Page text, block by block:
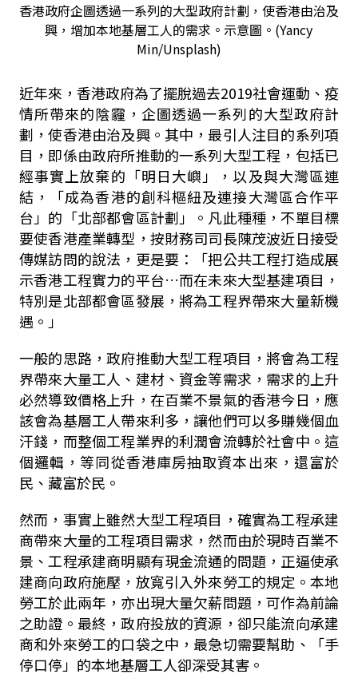
香港政府企圖透過一系列的大型政府計劃，使香港由治及
興，增加本地基層工人的需求。示意圖。(Yancy
Min/Unsplash)
近年來，香港政府為了擺脫過去2019社會運動、疫
情所帶來的陰霾，企圖透過一系列的大型政府計
劃，使香港由治及興。其中，最引人注目的系列項
目，即係由政府所推動的一系列大型工程，包括已
經事實上放棄的「明日大嶼」，以及與大灣區連
結，「成為香港的創科樞紐及連接大灣區合作平
台」的「北部都會區計劃」。凡此種種，不單目標
要使香港產業轉型，按財務司司長陳茂波近日接受
傳媒訪問的說法，更是要：「把公共工程打造成展
示香港工程實力的平台…而在未來大型基建項目，
特別是北部都會區發展，將為工程界帶來大量新機
遇。」
一般的思路，政府推動大型工程項目，將會為工程
界帶來大量工人、建材、資金等需求，需求的上升
必然導致價格上升，在百業不景氣的香港今日，應
該會為基層工人帶來利多，讓他們可以多賺幾個血
汗錢，而整個工程業界的利潤會流轉於社會中。這
個邏輯，等同從香港庫房抽取資本出來，還富於
民、藏富於民。
然而，事實上雖然大型工程項目，確實為工程承建
商帶來大量的工程項目需求，然而由於現時百業不
景、工程承建商明顯有現金流通的問題，正逼使承
建商向政府施壓，放寬引入外來勞工的規定。本地
勞工於此兩年，亦出現大量欠薪問題，可作為前論
之助證。最終，政府投放的資源，卻只能流向承建
商和外來勞工的口袋之中，最急切需要幫助、「手
停口停」的本地基層工人卻深受其害。